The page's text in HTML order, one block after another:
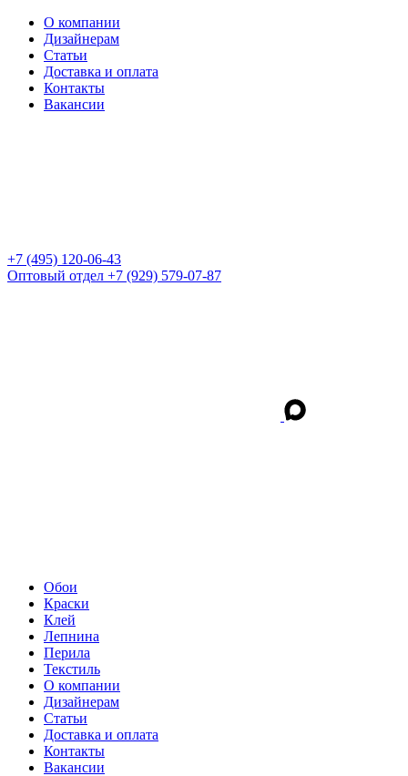
О компании
Дизайнерам
Статьи
Доставка и оплата
Контакты
Вакансии
+7 (495) 120-06-43
Оптовый отдел +7 (929) 579-07-87
Обои
Краски
Клей
Лепнина
Перила
Текстиль
О компании
Дизайнерам
Статьи
Доставка и оплата
Контакты
Вакансии